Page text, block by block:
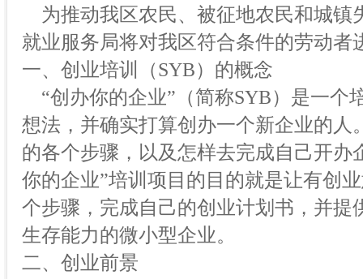
为推动我区农民、被征地农民和城镇
就业服务局将对我区符合条件的劳动
一、创业培训（SYB）的概念
“创办你的企业”（简称SYB）是一个
想法，并确实打算创办一个新企业的
的各个步骤，以及怎样去完成自己开办
你的企业”培训项目的目的就是让有创
个步骤，完成自己的创业计划书，并
生存能力的微小型企业。
二、创业前景